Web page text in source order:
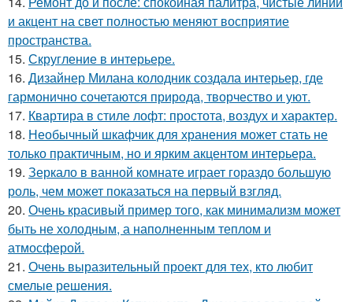
и акцент на свет полностью меняют восприятие
пространства.
15. Скругление в интерьере.
16. Дизайнер Милана колодник создала интерьер, где
гармонично сочетаются природа, творчество и уют.
17. Квартира в стиле лофт: простота, воздух и характер.
18. Необычный шкафчик для хранения может стать не
только практичным, но и ярким акцентом интерьера.
19. Зеркало в ванной комнате играет гораздо большую
роль, чем может показаться на первый взгляд.
20. Очень красивый пример того, как минимализм может
быть не холодным, а наполненным теплом и
атмосферой.
21. Очень выразительный проект для тех, кто любит
смелые решения.